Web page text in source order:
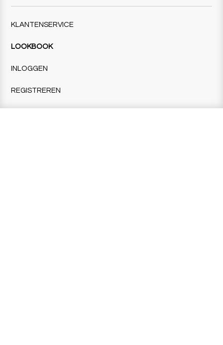
KLANTENSERVICE
LOOKBOOK
INLOGGEN
REGISTREREN